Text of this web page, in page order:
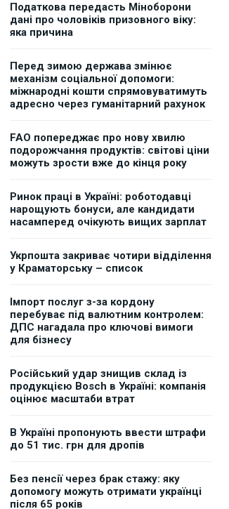
Податкова передасть Міноборони
дані про чоловіків призовного віку:
яка причина
Перед зимою держава змінює
механізм соціальної допомоги:
міжнародні кошти спрямовуватимуть
адресно через гуманітарний рахунок
FAO попереджає про нову хвилю
подорожчання продуктів: світові ціни
можуть зрости вже до кінця року
Ринок праці в Україні: роботодавці
нарощують бонуси, але кандидати
насамперед очікують вищих зарплат
Укрпошта закриває чотири відділення
у Краматорську – список
Імпорт послуг з-за кордону
перебуває під валютним контролем:
ДПС нагадала про ключові вимоги
для бізнесу
Російський удар знищив склад із
продукцією Bosch в Україні: компанія
оцінює масштаби втрат
В Україні пропонують ввести штрафи
до 51 тис. грн для дропів
Без пенсії через брак стажу: яку
допомогу можуть отримати українці
після 65 років